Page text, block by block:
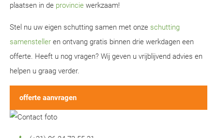
plaatsen in de provincie werkzaam!
Stel nu uw eigen schutting samen met onze schutting
samensteller en ontvang gratis binnen drie werkdagen een
offerte. Heeft u nog vragen? Wij geven u vrijblijvend advies en
helpen u graag verder.
offerte aanvragen